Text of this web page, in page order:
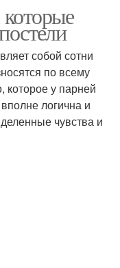
собой сотни
по всему
которое у парней
логична и
чувства и